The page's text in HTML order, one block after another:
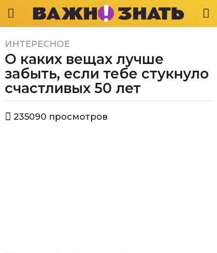
4
г
д
а
g
ИНТЕРЕСНОЕ
О каких вещах лучше
забыть, если тебе стукнуло
счастливых 50 лет
в
235090 просмотров